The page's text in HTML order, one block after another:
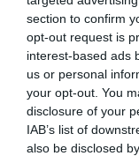
section to confirm
opt-out request is
interest-based ads
us or personal
your opt-out. You
disclosure of your
IAB’s list of
also be disclosed
y un mapa con
indexados. Si
nosotros a través
Añadir
de forma
Mantente